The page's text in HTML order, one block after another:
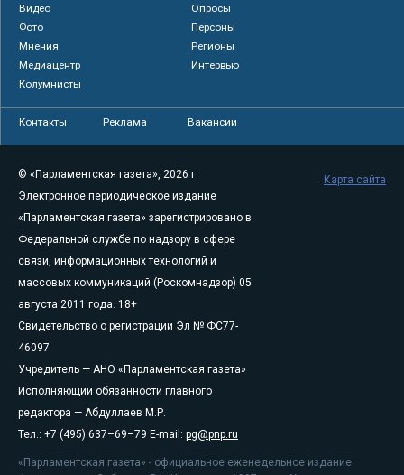
Видео
Опросы
Фото
Персоны
Мнения
Регионы
Медиацентр
Интервью
Колумнисты
Контакты Реклама Вакансии
© «Парламентская газета», 2026 г.
Электронное периодическое издание
«Парламентская газета» зарегистрировано в
Федеральной службе по надзору в сфере
связи, информационных технологий и
массовых коммуникаций (Роскомнадзор) 05
августа 2011 года. 18+
Свидетельство о регистрации Эл № ФС77-
46097
Учредитель — АНО «Парламентская газета»
Исполняющий обязанности главного
редактора — Абдуллаев М.Р.
Тел.: +7 (495) 637–69–79 E-mail: pg@pnp.ru
«Парламентская газета» - официальное еженедельное издание
Карта сайта